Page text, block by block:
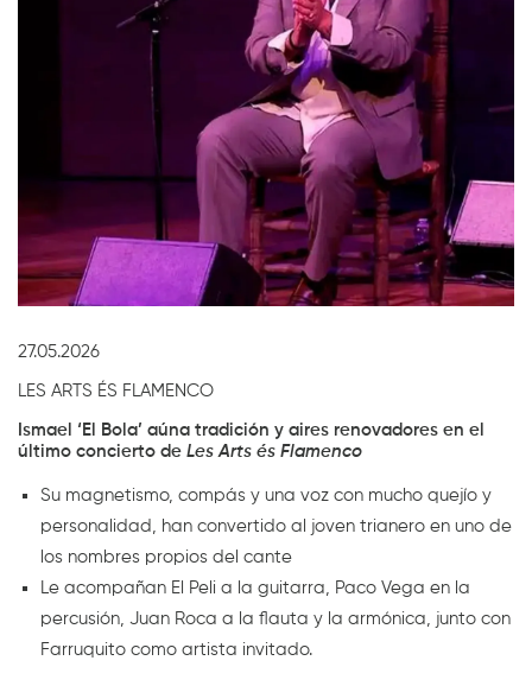
27.05.2026
LES ARTS ÉS FLAMENCO
Ismael ‘El Bola’ aúna tradición y aires renovadores en el
último concierto deLes Arts és Flamenco
Su magnetismo, compás y una voz con mucho quejío y
personalidad, han convertido al joven trianero en uno de
los nombres propios del cante
Le acompañan El Peli a la guitarra, Paco Vega en la
percusión, Juan Roca a la flauta y la armónica, junto con
Farruquito como artista invitado.